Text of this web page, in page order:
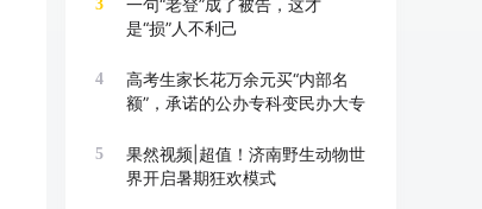
3
一句“老登”成了被告，这才
是“损”人不利己
4
高考生家长花万余元买“内部名
额”，承诺的公办专科变民办大专
5
果然视频|超值！济南野生动物世
界开启暑期狂欢模式